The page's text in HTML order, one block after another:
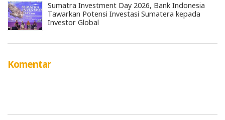
Sumatra Investment Day 2026, Bank Indonesia
Tawarkan Potensi Investasi Sumatera kepada
Investor Global
Komentar